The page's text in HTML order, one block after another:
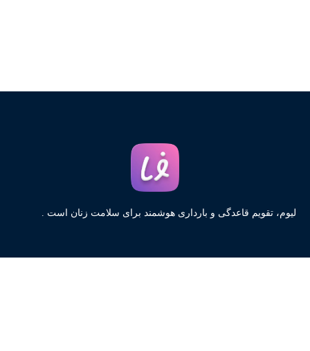
لیوم، تقویم قاعدگی و بارداری هوشمند برای سلامت زنان است .